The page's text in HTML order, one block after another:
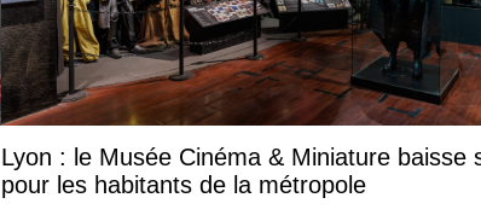
Lyon : le Musée Cinéma & Miniature baisse
pour les habitants de la métropole